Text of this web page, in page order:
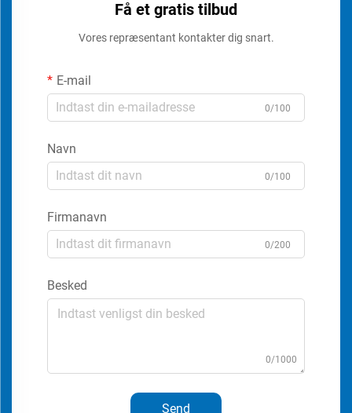
Få et gratis tilbud
Vores repræsentant kontakter dig snart.
E-mail
0/100
Navn
0/100
Firmanavn
0/200
Besked
0/1000
Send